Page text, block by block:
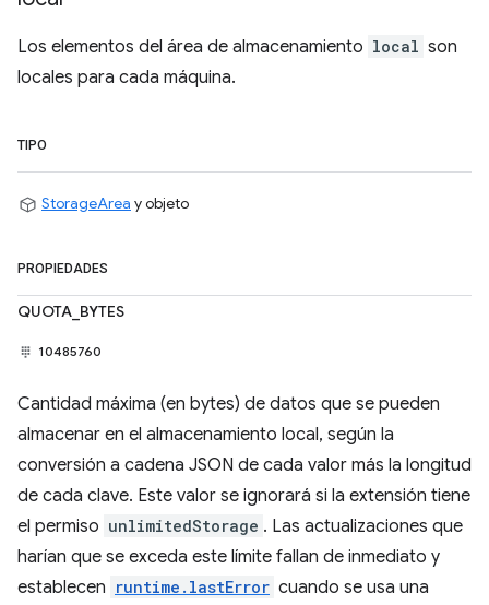
Los elementos del área de almacenamiento local son
locales para cada máquina.
TIPO
StorageArea y objeto
PROPIEDADES
QUOTA_BYTES
10485760
Cantidad máxima (en bytes) de datos que se pueden
almacenar en el almacenamiento local, según la
conversión a cadena JSON de cada valor más la longitud
de cada clave. Este valor se ignorará si la extensión tiene
el permiso unlimitedStorage . Las actualizaciones que
harían que se exceda este límite fallan de inmediato y
establecen runtime.lastError cuando se usa una